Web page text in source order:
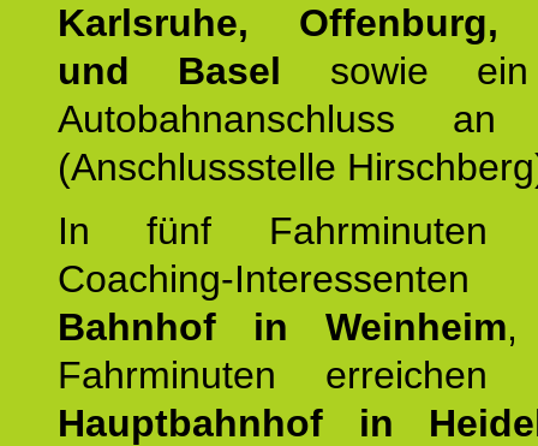
Karlsruhe, Offenburg,
und Basel sowie ein
Autobahnanschluss
(Anschlussstelle
In fünf Fahrminuten
Coaching-
Bahnhof in Weinheim,
Fahrminuten
Hauptbahnhof in